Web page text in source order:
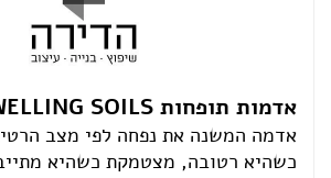
אדמות תופחות SWELLING SOILS
אדמה המשנה את נפחה לפי מצב
כשהיא רטובה, מצטמקת כשהיא